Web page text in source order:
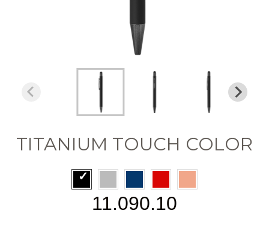
TITANIUM TOUCH COLOR
11.090.10